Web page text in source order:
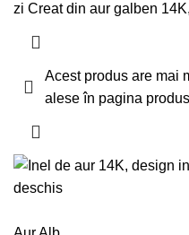
zi Creat din aur galben
Acest produs are mai
alese în pagina